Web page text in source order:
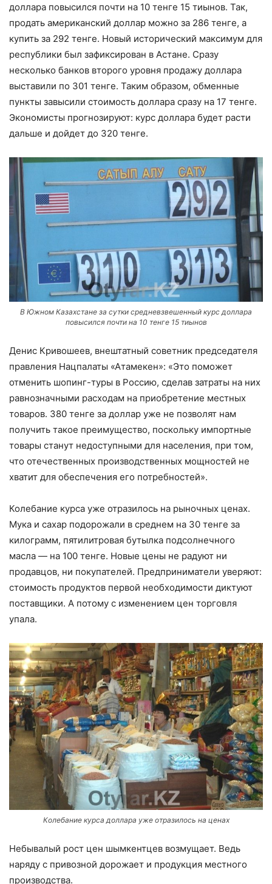
доллара повысился почти на 10 тенге 15 тиынов. Так,
продать американский доллар можно за 286 тенге, а
купить за 292 тенге. Новый исторический максимум для
республики был зафиксирован в Астане. Сразу
несколько банков второго уровня продажу доллара
выставили по 301 тенге. Таким образом, обменные
пункты завысили стоимость доллара сразу на 17 тенге.
Экономисты прогнозируют: курс доллара будет расти
дальше и дойдет до 320 тенге.
В Южном Казахстане за сутки средневзвешенный курс доллара
повысился почти на 10 тенге 15 тиынов
Денис Кривошеев, внештатный советник председателя
правления Нацпалаты «Атамекен»: «Это поможет
отменить шопинг-туры в Россию, сделав затраты на них
равнозначными расходам на приобретение местных
товаров. 380 тенге за доллар уже не позволят нам
получить такое преимущество, поскольку импортные
товары станут недоступными для населения, при том,
что отечественных производственных мощностей не
хватит для обеспечения его потребностей».
Колебание курса уже отразилось на рыночных ценах.
Мука и сахар подорожали в среднем на 30 тенге за
килограмм, пятилитровая бутылка подсолнечного
масла — на 100 тенге. Новые цены не радуют ни
продавцов, ни покупателей. Предприниматели уверяют:
стоимость продуктов первой необходимости диктуют
поставщики. А потому с изменением цен торговля
упала.
Колебание курса доллара уже отразилось на ценах
Небывалый рост цен шымкентцев возмущает. Ведь
наряду с привозной дорожает и продукция местного
производства.